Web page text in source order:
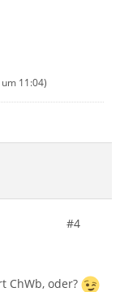
um 11:04)
#4
ChWb, oder?